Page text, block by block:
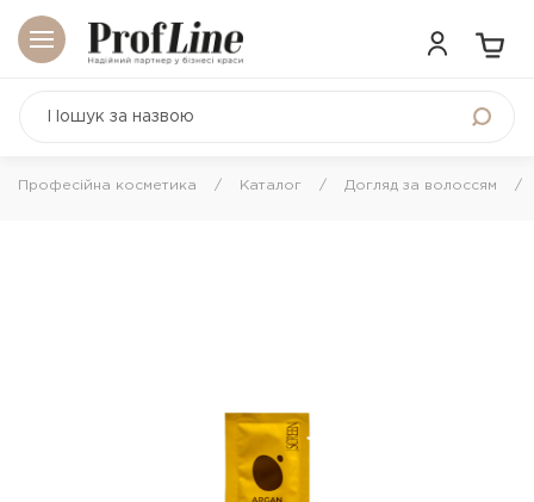
Професійна косметика Каталог Догляд за волоссям